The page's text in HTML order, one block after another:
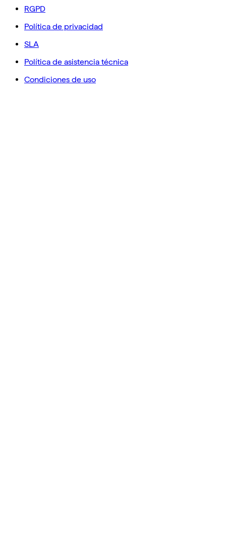
RGPD
Política de privacidad
SLA
Política de asistencia técnica
Condiciones de uso